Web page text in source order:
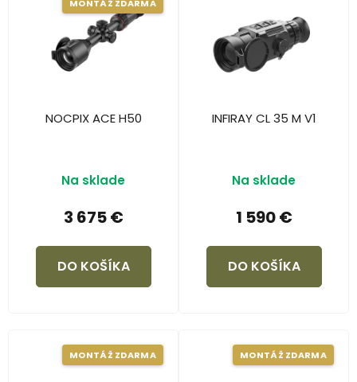
MONTÁŽ ZDARMA
NOCPIX ACE H50
Na sklade
3 675 €
DO KOŠÍKA
INFIRAY CL 35 M V1
Na sklade
1 590 €
DO KOŠÍKA
MONTÁŽ ZDARMA MONTÁŽ ZDARMA